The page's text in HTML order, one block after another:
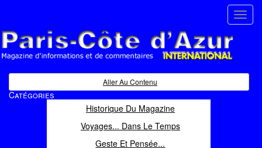
Magazine d'informations et de commentaires
Aller Au Contenu
Catégories
Historique Du Magazine
Voyages... Dans Le Temps
Geste Et Pensée...